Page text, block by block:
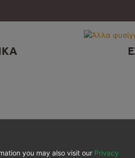
you may also visit our Privacy